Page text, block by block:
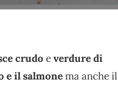
crudo everdure di
e il salmonema anche il